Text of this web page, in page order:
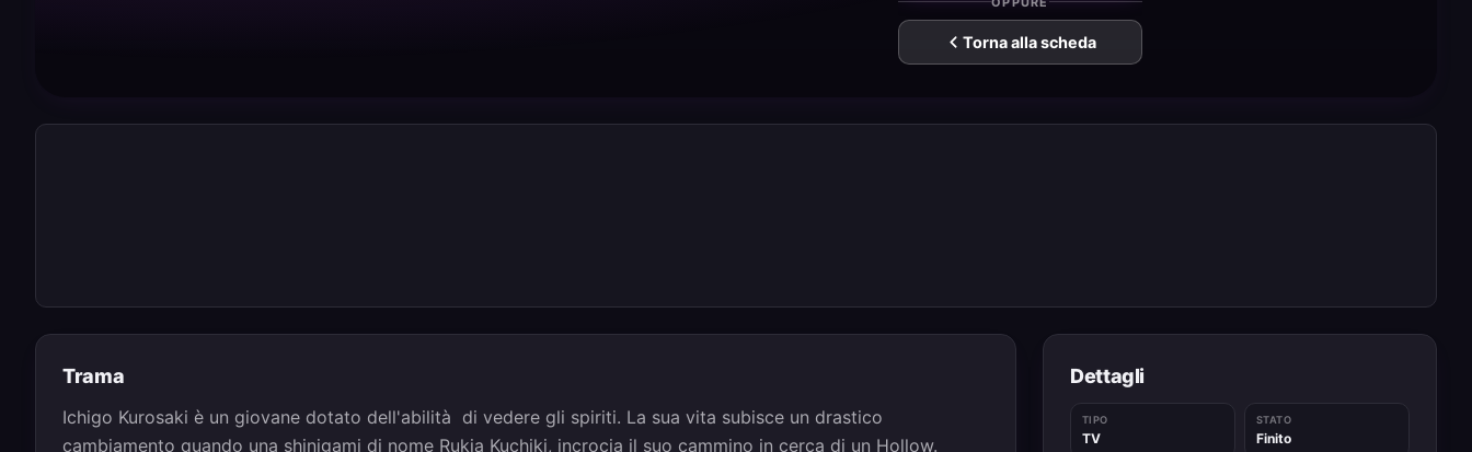
Torna alla scheda
Trama
Ichigo Kurosaki è un giovane dotato dell'abilità di vedere gli spiriti. La sua vita subisce un drastico
cambiamento quando una shinigami di nome Rukia Kuchiki, incrocia il suo cammino in cerca di un Hollow.
Dettagli
TIPO
TV
STATO
Finito